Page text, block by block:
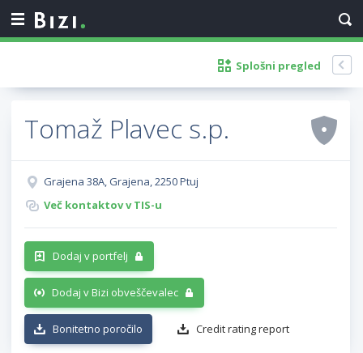
Splošni pregled
Tomaž Plavec s.p.
Grajena 38A, Grajena, 2250 Ptuj
Več kontaktov v TIS-u
Dodaj v portfelj
Dodaj v Bizi obveščevalec
Bonitetno poročilo Credit rating report